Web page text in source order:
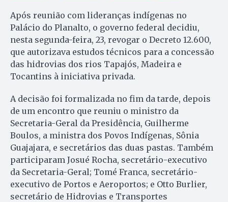
Após reunião com lideranças indígenas no
Palácio do Planalto, o governo federal decidiu,
nesta segunda-feira, 23, revogar o Decreto 12.600,
que autorizava estudos técnicos para a concessão
das hidrovias dos rios Tapajós, Madeira e
Tocantins à iniciativa privada.
A decisão foi formalizada no fim da tarde, depois
de um encontro que reuniu o ministro da
Secretaria-Geral da Presidência, Guilherme
Boulos, a ministra dos Povos Indígenas, Sônia
Guajajara, e secretários das duas pastas. Também
participaram Josué Rocha, secretário-executivo
da Secretaria-Geral; Tomé Franca, secretário-
executivo de Portos e Aeroportos; e Otto Burlier,
secretário de Hidrovias e Transportes